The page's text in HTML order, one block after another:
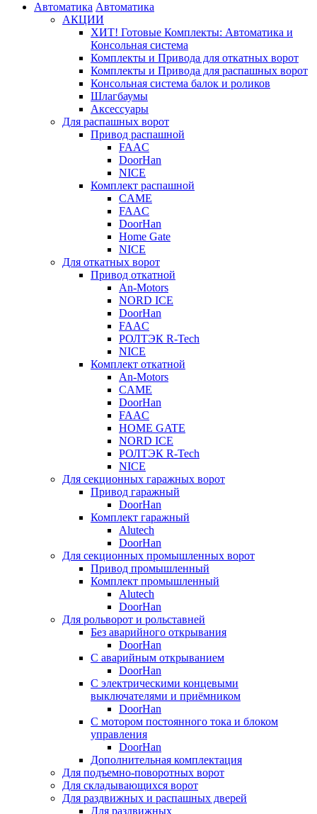
Автоматика Автоматика
АКЦИИ
ХИТ! Готовые Комплекты: Автоматика и
Консольная система
Комплекты и Привода для откатных ворот
Комплекты и Привода для распашных ворот
Консольная система балок и роликов
Шлагбаумы
Аксессуары
Для распашных ворот
Привод распашной
FAAC
DoorHan
NICE
Комплект распашной
CAME
FAAC
DoorHan
Home Gate
NICE
Для откатных ворот
Привод откатной
An-Motors
NORD ICE
DoorHan
FAAC
РОЛТЭК R-Tech
NICE
Комплект откатной
An-Motors
CAME
DoorHan
FAAC
HOME GATE
NORD ICE
РОЛТЭК R-Tech
NICE
Для секционных гаражных ворот
Привод гаражный
DoorHan
Комплект гаражный
Alutech
DoorHan
Для секционных промышленных ворот
Привод промышленный
Комплект промышленный
Alutech
DoorHan
Для рольворот и рольставней
Без аварийного открывания
DoorHan
С аварийным открыванием
DoorHan
С электрическими концевыми
выключателями и приёмником
DoorHan
С мотором постоянного тока и блоком
управления
DoorHan
Дополнительная комплектация
Для подъемно-поворотных ворот
Для складывающихся ворот
Для раздвижных и распашных дверей
Для раздвижных